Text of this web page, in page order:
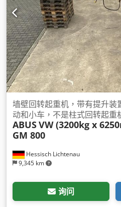
Hessisch Lichtenau
9,345 km
墙壁回转起重机，带有提升装
动和小车，不是柱式回转起重
ABUSVW (3200kg x
GM 800
询问